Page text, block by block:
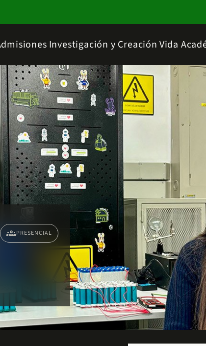
Investigación y Creación Vida
groupsPRESENCIAL